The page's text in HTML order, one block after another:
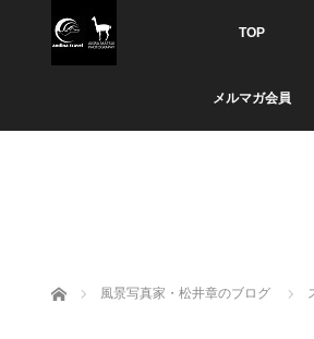
TOP
メルマガ会員
ホーム 風景写真家・松井章のブログ